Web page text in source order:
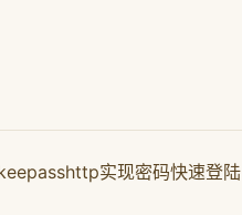
实现密码快速登陆